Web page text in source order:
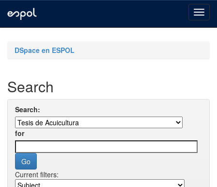
navigationDSpace en ESPOL
Search
Search:
for
Current filters: